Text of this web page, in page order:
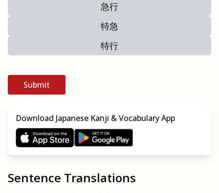
急行
特急
特行
Submit
Download Japanese Kanji & Vocabulary App
Sentence Translations